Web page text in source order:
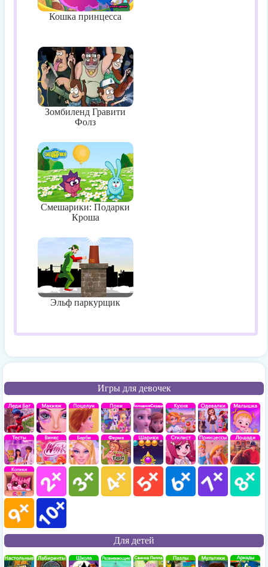
Кошка принцесса
Зомбиленд Гравити
Фолз
Смешарики: Подарки
Кроша
Эльф паркурщик
Игры для девочек
Для детей